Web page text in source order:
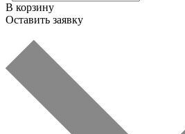
В корзину
Оставить заявку